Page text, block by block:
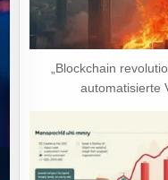
„Blockchain
automatisierte